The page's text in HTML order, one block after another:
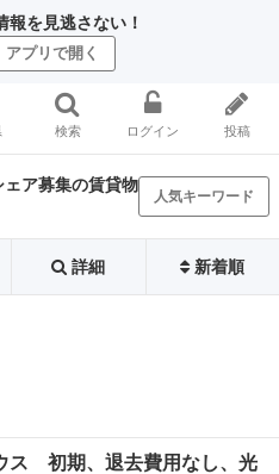
報を見逃さない！
アプリで開く
検索 ログイン 投稿
ア募集の賃貸物
人気キーワード
詳細 新着順
ス 初期、退去費用なし、光